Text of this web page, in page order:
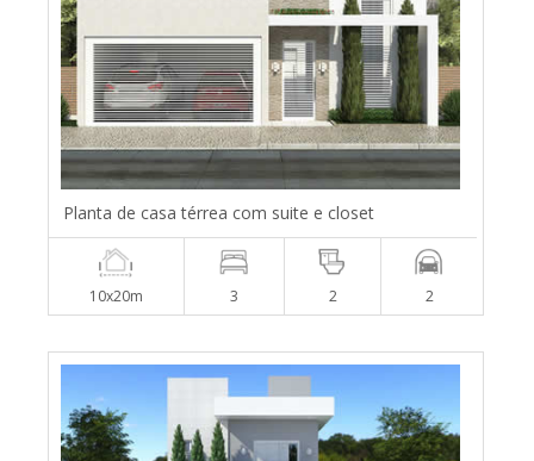
Planta de casa térrea com suite e closet
10x20m 3 2 2